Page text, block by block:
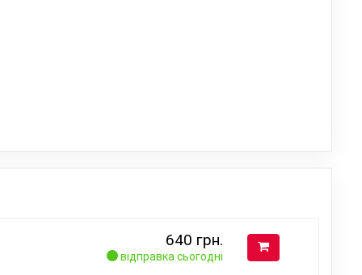
640 грн.
відправка сьогодні